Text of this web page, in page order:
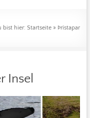
bist hier:Startseite » Þrístapar
Insel